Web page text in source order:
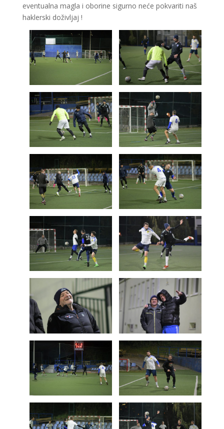
eventualna magla i oborine sigurno neće pokvariti naš
haklerski doživljaj !